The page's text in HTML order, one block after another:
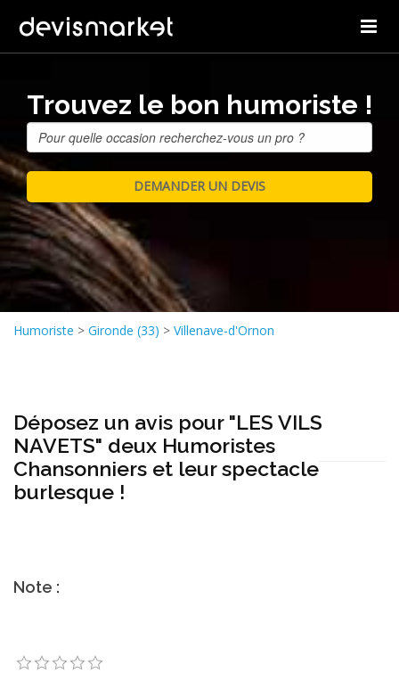
Trouvez le bon humoriste !
Humoriste > Gironde (33) > Villenave-d'Ornon
Déposez un avis pour "LES VILS
NAVETS" deux Humoristes
Chansonniers et leur spectacle
burlesque !
Note :